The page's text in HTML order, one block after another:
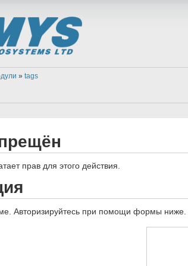
» tags
прав для этого действия.
Авторизируйтесь при помощи формы ниже.